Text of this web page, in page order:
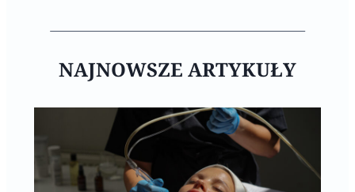
NAJNOWSZE ARTYKUŁY